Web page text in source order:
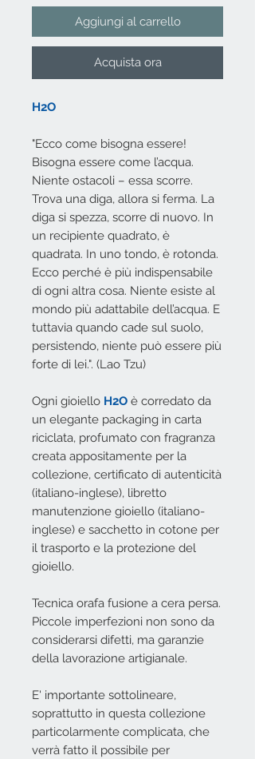
Aggiungi al carrello
Acquista ora
H2O
"Ecco come bisogna essere!
Bisogna essere come l’acqua.
Niente ostacoli – essa scorre.
Trova una diga, allora si ferma. La
diga si spezza, scorre di nuovo. In
un recipiente quadrato, è
quadrata. In uno tondo, è rotonda.
Ecco perché è più indispensabile
di ogni altra cosa. Niente esiste al
mondo più adattabile dell’acqua. E
tuttavia quando cade sul suolo,
persistendo, niente può essere più
forte di lei.". (Lao Tzu)
Ogni gioiello H2O è corredato da
un elegante packaging in carta
riciclata, profumato con fragranza
creata appositamente per la
collezione, certificato di autenticità
(italiano-inglese), libretto
manutenzione gioiello (italiano-
inglese) e sacchetto in cotone per
il trasporto e la protezione del
gioiello.
Tecnica orafa fusione a cera persa.
Piccole imperfezioni non sono da
considerarsi difetti, ma garanzie
della lavorazione artigianale.
E' importante sottolineare,
soprattutto in questa collezione
particolarmente complicata, che
verrà fatto il possibile per